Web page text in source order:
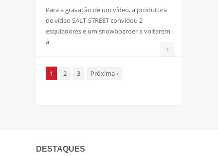
Para a gravação de um vídeo, a produtora
de vídeo SALT-STREET convidou 2
esquiadores e um snowboarder a voltarem
à
+
1 2 3 Próxima›
DESTAQUES